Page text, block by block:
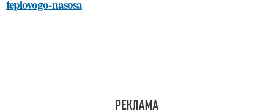
teplovogo-nasosa